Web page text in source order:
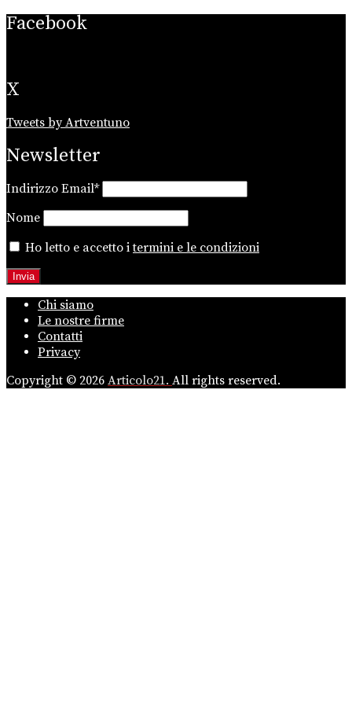
Facebook
X
Tweets by Artventuno
Newsletter
Indirizzo Email*
Nome
Ho letto e accetto itermini e le condizioni
Chi siamo
Le nostre firme
Contatti
Privacy
Copyright © 2026 Articolo21. All rights reserved.